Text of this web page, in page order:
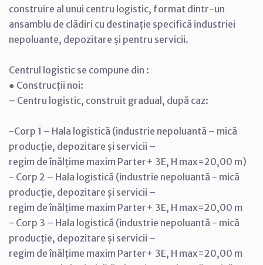
construire al unui centru logistic, format dintr-un
ansamblu de clădiri cu destinație specifică industriei
nepoluante, depozitare și pentru servicii.
Centrul logistic se compune din :
● Construcții noi:
– Centru logistic, construit gradual, după caz:
-Corp 1 – Hala logistică (industrie nepoluantă – mică
producție, depozitare și servicii –
regim de înălțime maxim Parter+ 3E, H max=20,00 m)
- Corp 2 – Hala logistică (industrie nepoluantă - mică
producție, depozitare și servicii –
regim de înălțime maxim Parter+ 3E, H max=20,00 m
- Corp 3 – Hala logistică (industrie nepoluantă - mică
producție, depozitare și servicii –
regim de înălțime maxim Parter+ 3E, H max=20,00 m